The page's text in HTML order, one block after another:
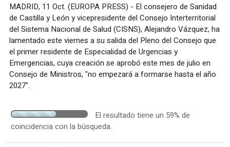
MADRID, 11 Oct. (EUROPA PRESS) - El consejero de Sanidad
de Castilla y León y vicepresidente del Consejo Interterritorial
del Sistema Nacional de Salud (CISNS), Alejandro Vázquez, ha
lamentado este viernes a su salida del Pleno del Consejo que
el primer residente de Especialidad de Urgencias y
Emergencias, cuya creación se aprobó este mes de julio en
Consejo de Ministros, "no empezará a formarse hasta el año
2027".
El resultado tiene un 59% de
coincidencia con la búsqueda.